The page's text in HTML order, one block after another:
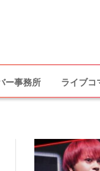
ー事務所 ライブコ